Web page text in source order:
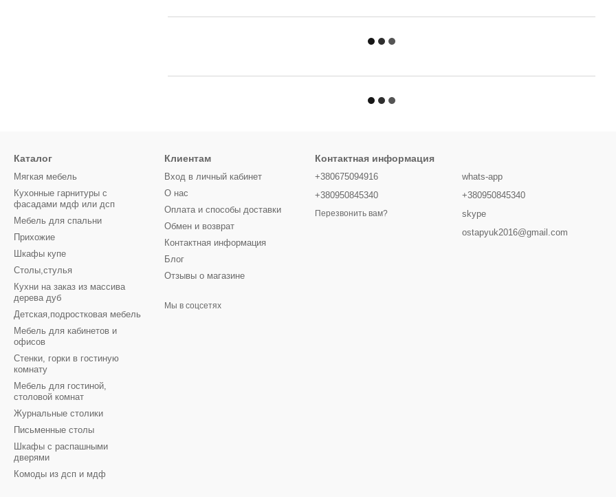
Каталог
Мягкая мебель
Кухонные гарнитуры с
фасадами мдф или дсп
Мебель для спальни
Прихожие
Шкафы купе
Столы,стулья
Кухни на заказ из массива
дерева дуб
Детская,подростковая мебель
Мебель для кабинетов и
офисов
Стенки, горки в гостиную
комнату
Мебель для гостиной,
столовой комнат
Журнальные столики
Письменные столы
Шкафы с распашными
дверями
Комоды из дсп и мдф
Клиентам
Вход в личный кабинет
О нас
Оплата и способы доставки
Обмен и возврат
Контактная информация
Блог
Отзывы о магазине
Мы в соцсетях
Контактная информация
+380675094916
+380950845340
Перезвонить вам?
whats-app
+380950845340
skype
ostapyuk2016@gmail.com